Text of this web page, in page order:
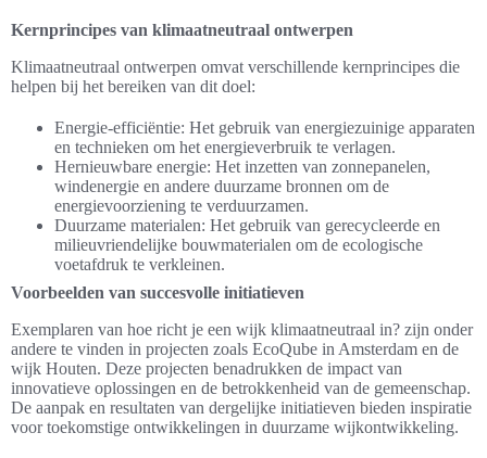
Kernprincipes van klimaatneutraal ontwerpen
Klimaatneutraal ontwerpen omvat verschillende kernprincipes die
helpen bij het bereiken van dit doel:
Energie-efficiëntie: Het gebruik van energiezuinige apparaten
en technieken om het energieverbruik te verlagen.
Hernieuwbare energie: Het inzetten van zonnepanelen,
windenergie en andere duurzame bronnen om de
energievoorziening te verduurzamen.
Duurzame materialen: Het gebruik van gerecycleerde en
milieuvriendelijke bouwmaterialen om de ecologische
voetafdruk te verkleinen.
Voorbeelden van succesvolle initiatieven
Exemplaren van hoe richt je een wijk klimaatneutraal in? zijn onder
andere te vinden in projecten zoals EcoQube in Amsterdam en de
wijk Houten. Deze projecten benadrukken de impact van
innovatieve oplossingen en de betrokkenheid van de gemeenschap.
De aanpak en resultaten van dergelijke initiatieven bieden inspiratie
voor toekomstige ontwikkelingen in duurzame wijkontwikkeling.